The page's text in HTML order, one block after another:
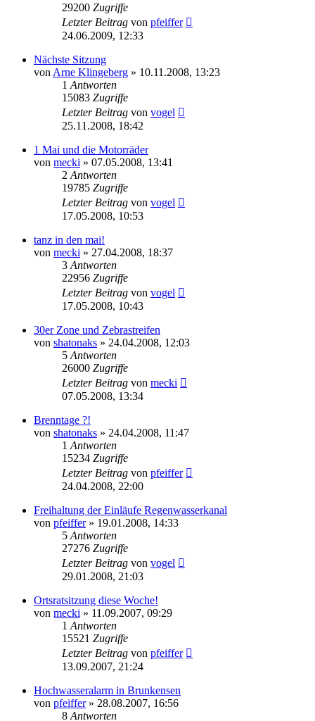
29200 Zugriffe
Letzter Beitrag von pfeiffer
24.06.2009, 12:33
Nächste Sitzung
von Arne Klingeberg » 10.11.2008, 13:23
1 Antworten
15083 Zugriffe
Letzter Beitrag von vogel
25.11.2008, 18:42
1 Mai und die Motorräder
von mecki » 07.05.2008, 13:41
2 Antworten
19785 Zugriffe
Letzter Beitrag von vogel
17.05.2008, 10:53
tanz in den mai!
von mecki » 27.04.2008, 18:37
3 Antworten
22956 Zugriffe
Letzter Beitrag von vogel
17.05.2008, 10:43
30er Zone und Zebrastreifen
von shatonaks » 24.04.2008, 12:03
5 Antworten
26000 Zugriffe
Letzter Beitrag von mecki
07.05.2008, 13:34
Brenntage ?!
von shatonaks » 24.04.2008, 11:47
1 Antworten
15234 Zugriffe
Letzter Beitrag von pfeiffer
24.04.2008, 22:00
Freihaltung der Einläufe Regenwasserkanal
von pfeiffer» 19.01.2008, 14:33
5 Antworten
27276 Zugriffe
Letzter Beitrag von vogel
29.01.2008, 21:03
Ortsratsitzung diese Woche!
von mecki » 11.09.2007, 09:29
1 Antworten
15521 Zugriffe
Letzter Beitrag von pfeiffer
13.09.2007, 21:24
Hochwasseralarm in Brunkensen
von pfeiffer» 28.08.2007, 16:56
8 Antworten